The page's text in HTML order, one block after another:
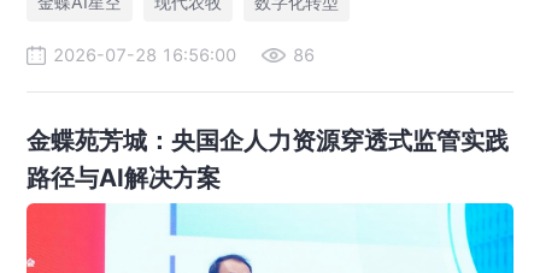
2026-07-28 16:56:00 86
金蝶苑芳城：央国企人力资源穿透式监管实践
路径与AI解决方案